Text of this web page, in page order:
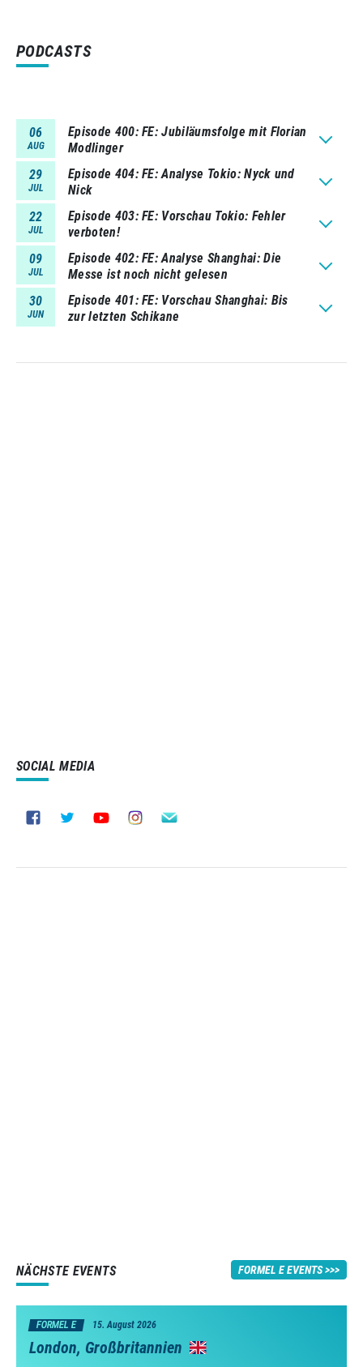
PODCASTS
06
AUG
Episode 400 FE: Jubiläumsfolge mit Florian
Modlinger
29
JUL
Episode 404 FE: Analyse Tokio: Nyck und
Nick
22
JUL
Episode 403 FE: Vorschau Tokio: Fehler
verboten!
09
JUL
Episode 402 FE: Analyse Shanghai: Die
Messe ist noch nicht gelesen
30
JUN
Episode 401 FE: Vorschau Shanghai: Bis
zur letzten Schikane
SOCIAL MEDIA
NÄCHSTE EVENTS FORMEL E EVENTS
FORMEL E 15. August 2026
London, Großbritannien